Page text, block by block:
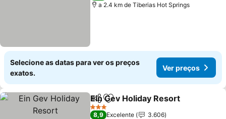
a 2.4 km de Tiberias Hot Springs
Selecione as datas para ver os preços
exatos.
Ver preços
PartilharAdicionar aos favoritos
Ein Gev Holiday Resort
3 Estrelas
8,9 Excelente
3.606